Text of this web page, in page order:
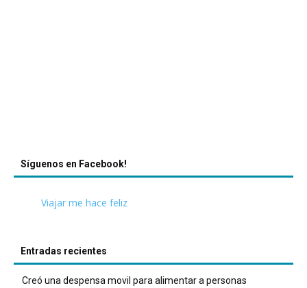
Síguenos en Facebook!
Viajar me hace feliz
Entradas recientes
Creó una despensa movil para alimentar a personas